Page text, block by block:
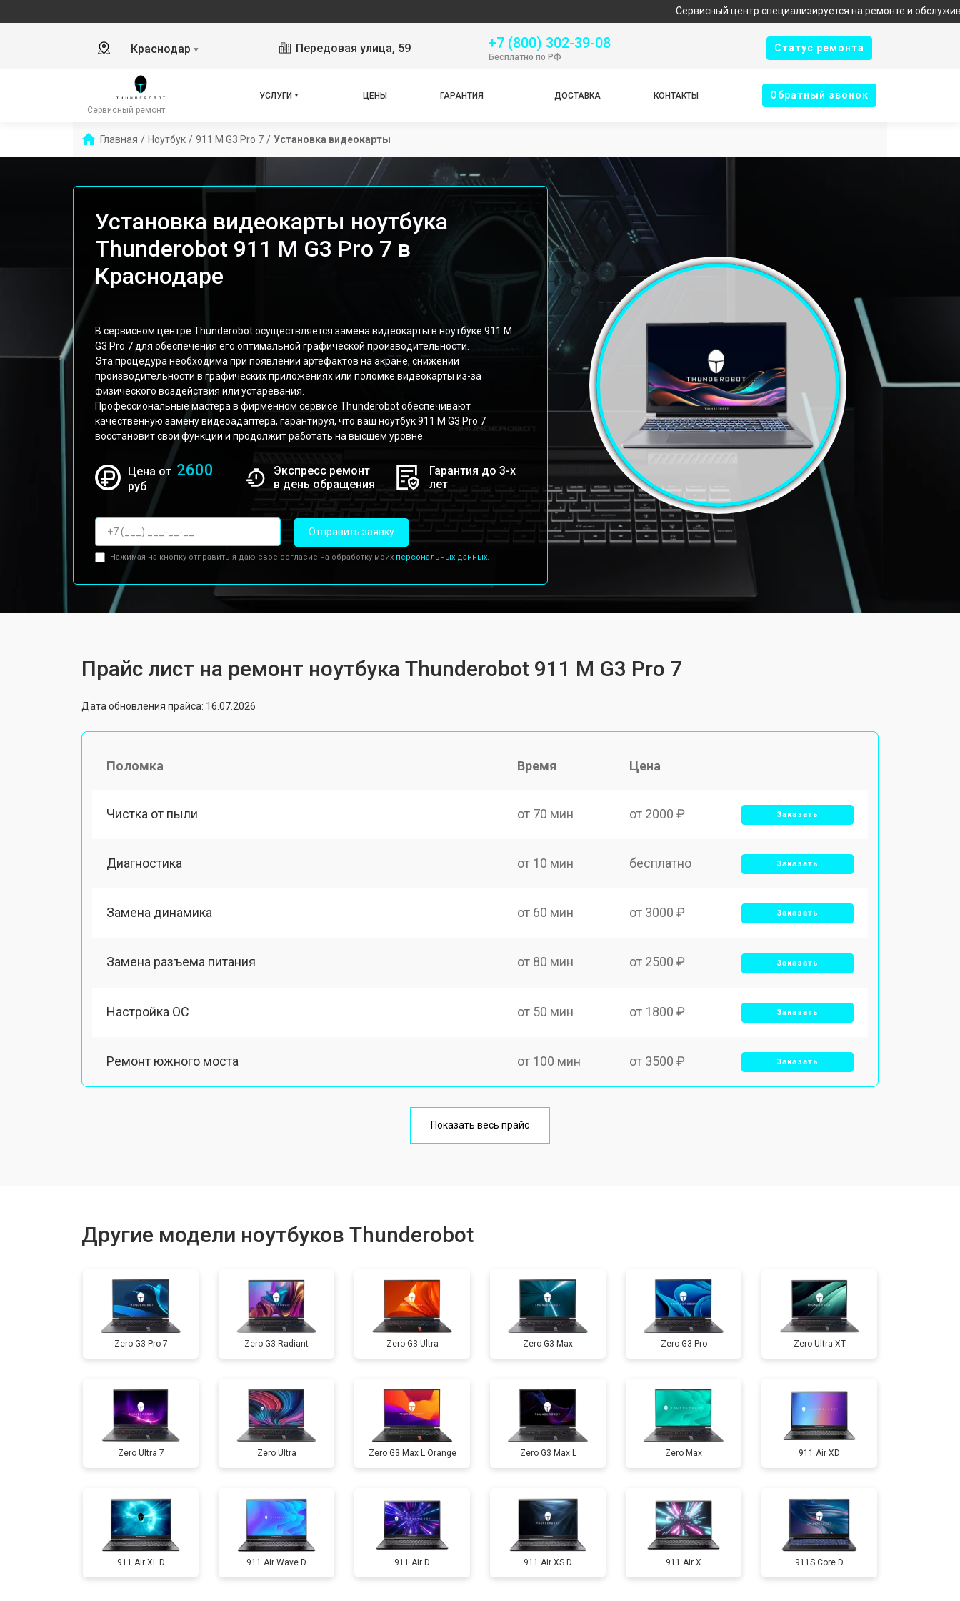
Сервисный центр специализируется на ремонте и обслуживании
Краснодар ▼ Передовая улица, 59 +7 (800) 302-39-08
Бесплатно по РФ
Cтатус ремонта
Сервисный ремонт
УСЛУГИ ЦЕНЫ ГАРАНТИЯ ДОСТАВКА КОНТАКТЫ Oбратный звонок
Главная / Ноутбук / 911 M G3 Pro 7 / Установка видеокарты
Установка видеокарты ноутбука
Thunderobot 911 M G3 Pro 7 в
Краснодаре
В сервисном центре Thunderobot осуществляется замена видеокарты в ноутбуке 911 M
G3 Pro 7 для обеспечения его оптимальной графической производительности.
Эта процедура необходима при появлении артефактов на экране, снижении
производительности в графических приложениях или поломке видеокарты из-за
физического воздействия или устаревания.
Профессиональные мастера в фирменном сервисе Thunderobot обеспечивают
качественную замену видеоадаптера, гарантируя, что ваш ноутбук 911 M G3 Pro 7
восстановит свои функции и продолжит работать на высшем уровне.
Цена от 2600
руб
Экспресс ремонт
в день обращения
Гарантия до 3-х
лет
Отправить заявку
Нажимая на кнопку отправить я даю свое согласие на обработку моих персональных данных.
Прайс лист на ремонт ноутбука Thunderobot 911 M G3 Pro 7
Дата обновления прайса: 16.07.2026
Поломка Время Цена
Чистка от пыли от 70 мин от 2000 ₽ Заказать
Диагностика от 10 мин бесплатно Заказать
Замена динамика от 60 мин от 3000 ₽ Заказать
Замена разъема питания от 80 мин от 2500 ₽ Заказать
Настройка ОС от 50 мин от 1800 ₽ Заказать
Ремонт южного моста от 100 мин от 3500 ₽ Заказать
от 60 мин
Замена жесткого диска HDD/SSD от 60 мин от 3300 ₽ Заказать
Замена разъема HDMI от 110 мин от 3800 ₽ Заказать
Замена тачпада от 50 мин от 1500 ₽ Заказать
Замена клавиатуры от 90 мин от 2900 ₽ Заказать
Замена аккумулятора от 40 мин от 1200 ₽ Заказать
Замена материнской платы от 80 мин от 2300 ₽
Показать весь прайс
Другие модели ноутбуков Thunderobot
Zero G3 Pro 7 Zero G3 Radiant Zero G3 Ultra Zero G3 Max Zero G3 Pro Zero Ultra XT
Zero Ultra 7 Zero Ultra Zero G3 Max L Orange Zero G3 Max L Zero Max 911 Air XD
911 Air XL D 911 Air Wave D 911 Air D 911 Air XS D 911 Air X 911S Core D